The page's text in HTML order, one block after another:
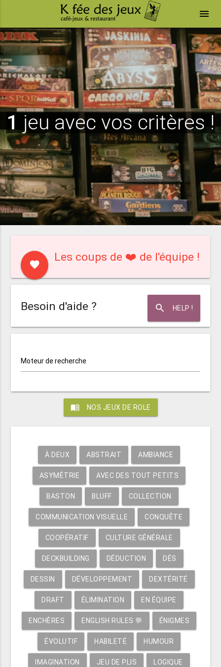
menu
1 jeu avec vos critères !
favorite
Les coups de ❤️ de l'équipe !
search HELP !
Besoin d'aide ?
Moteur de recherche
menu_book NOS JEUX DE ROLE
À DEUX ABSTRAIT AMBIANCE
ASYMÉTRIE AVEC DES TOUT PETITS
BASTON BLUFF COLLECTION
COMMUNICATION VISUELLE CONQUÊTE
COOPÉRATIF CULTURE GÉNÉRALE
DECKBUILDING DÉDUCTION DÉS
DESSIN DÉVELOPPEMENT DEXTÉRITÉ
DRAFT ÉLIMINATION EN ÉQUIPE
ENCHÈRES ENGLISH RULES 💬 ÉNIGMES
ÉVOLUTIF HABILETÉ HUMOUR
IMAGINATION JEU DE PLIS LOGIQUE